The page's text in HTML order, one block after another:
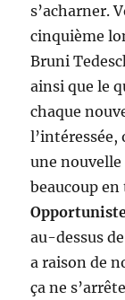
s’acharner.
cinquième
Bruni
ainsi que le
chaque
l’intéressée,
une nouvelle
beaucoup
au-dessus
a raison de
ça ne